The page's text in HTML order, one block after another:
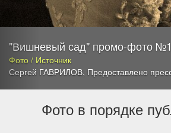
"Вишневый сад" промо-фото №1
Фото / Источник
Сергей ГАВРИЛОВ, Предоставлено
Фото в порядке